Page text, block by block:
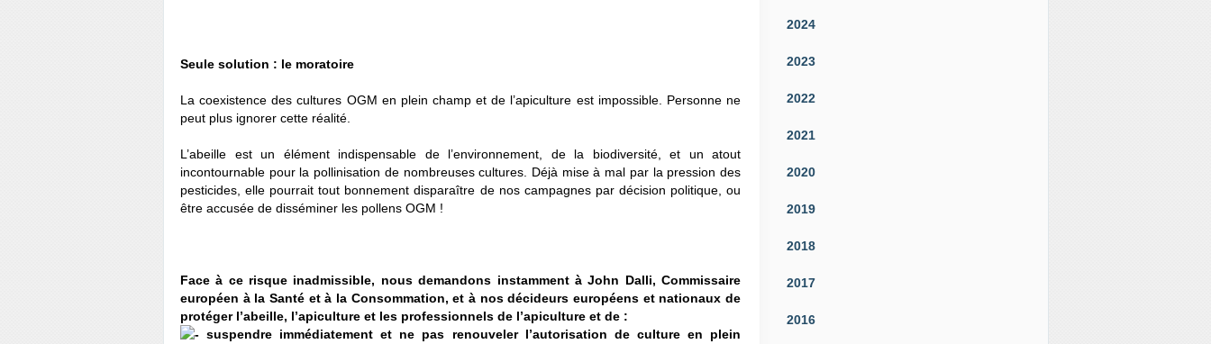
Seule solution : le moratoire
La coexistence des cultures OGM en plein champ et de l’apiculture est impossible. Personne ne
peut plus ignorer cette réalité.
L’abeille est un élément indispensable de l’environnement, de la biodiversité, et un atout
incontournable pour la pollinisation de nombreuses cultures. Déjà mise à mal par la pression des
pesticides, elle pourrait tout bonnement disparaître de nos campagnes par décision politique, ou
être accusée de disséminer les pollens OGM !
Face à ce risque inadmissible, nous demandons instamment à John Dalli, Commissaire
européen à la Santé et à la Consommation, et à nos décideurs européens et nationaux de
protéger l’abeille, l’apiculture et les professionnels de l’apiculture et de :
suspendre immédiatement et ne pas renouveler l’autorisation de culture en plein
2024
2023
2022
2021
2020
2019
2018
2017
2016